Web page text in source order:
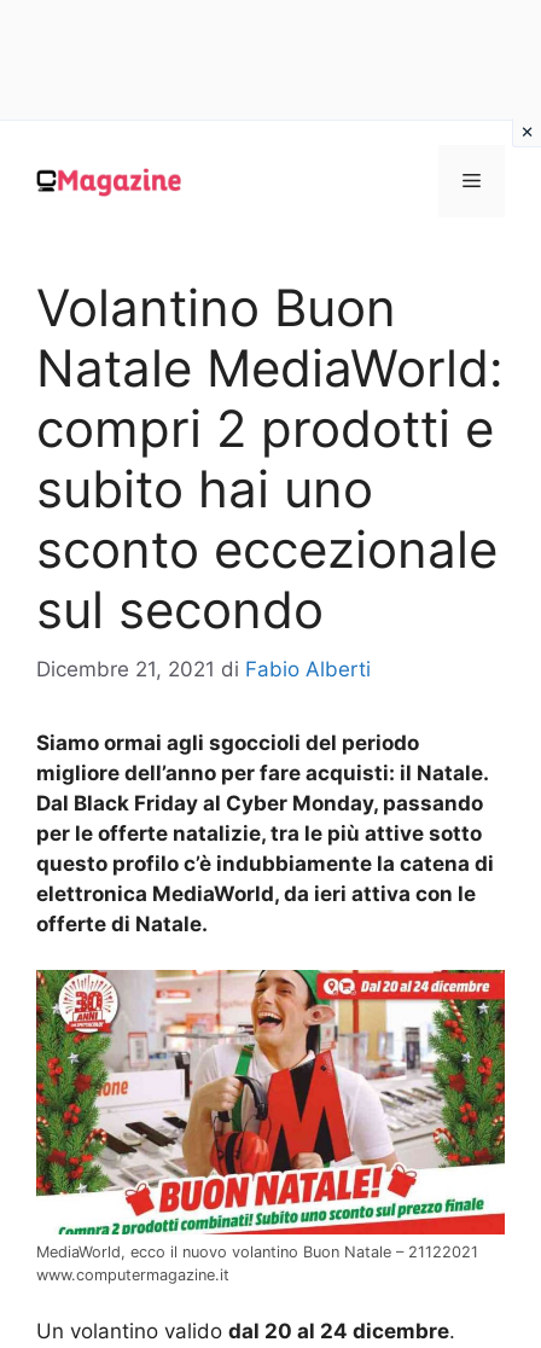
contenuto
MENU
Volantino Buon
Natale MediaWorld:
compri 2 prodotti e
subito hai uno
sconto eccezionale
sul secondo
Dicembre 21, 2021 di Fabio Alberti
Siamo ormai agli sgoccioli del periodo
migliore dell’anno per fare acquisti: il Natale.
Dal Black Friday al Cyber Monday, passando
per le offerte natalizie, tra le più attive sotto
questo profilo c’è indubbiamente la catena di
elettronica MediaWorld, da ieri attiva con le
offerte di Natale.
MediaWorld, ecco il nuovo volantino Buon Natale – 21122021
www.computermagazine.it
Un volantino valido dal 20 al 24 dicembre.